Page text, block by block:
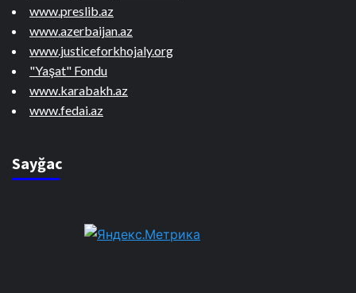
www.preslib.az
www.azerbaijan.az
www.justiceforkhojaly.org
"Yaşat" Fondu
www.karabakh.az
www.fedai.az
Sayğac